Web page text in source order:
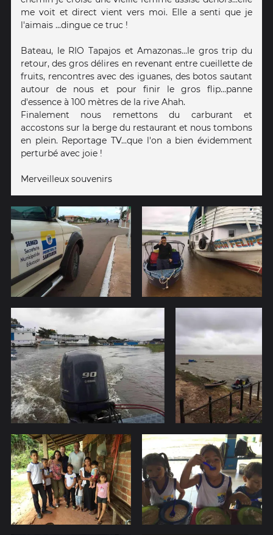
me voit et direct vient vers moi. Elle a senti que je
l'aimais ...dingue ce truc !
Bateau, le RIO Tapajos et Amazonas...le gros trip du
retour, des gros délires en revenant entre cueillette de
fruits, rencontres avec des iguanes, des botos sautant
autour de nous et pour finir le gros flip...panne
d'essence à 100 mètres de la rive Ahah.
Finalement nous remettons du carburant et
accostons sur la berge du restaurant et nous tombons
en plein. Reportage TV...que l'on a bien évidemment
perturbé avec joie !
Merveilleux souvenirs